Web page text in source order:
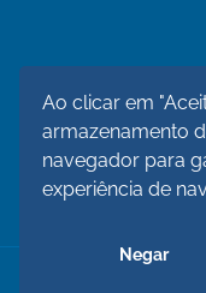
Ao clicar em
armazenamento
navegador para
experiência de
Negar